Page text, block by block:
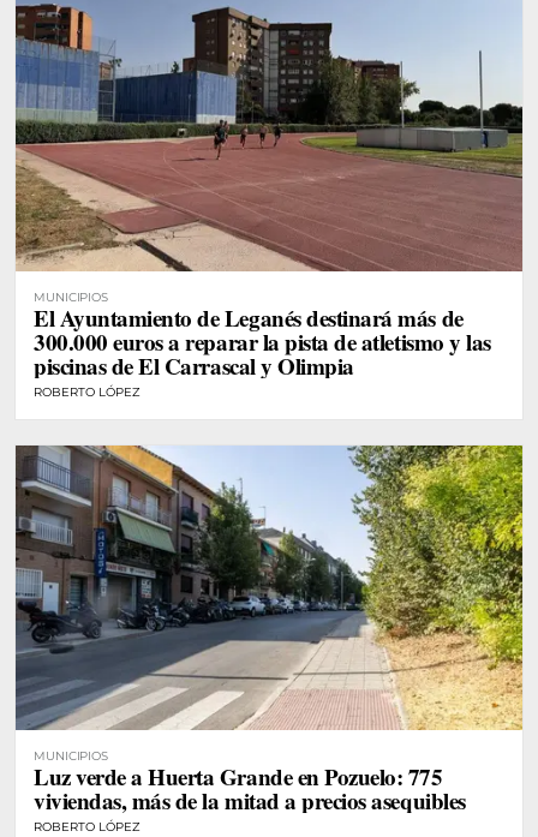
MUNICIPIOS
El Ayuntamiento de Leganés destinará más de
300.000 euros a reparar la pista de atletismo y las
piscinas de El Carrascal y Olimpia
ROBERTO LÓPEZ
MUNICIPIOS
Luz verde a Huerta Grande en Pozuelo: 775
viviendas, más de la mitad a precios asequibles
ROBERTO LÓPEZ